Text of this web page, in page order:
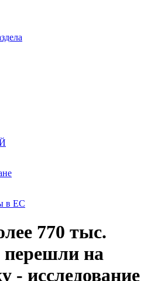
в ЕС
770 тыс.
на
- исследование